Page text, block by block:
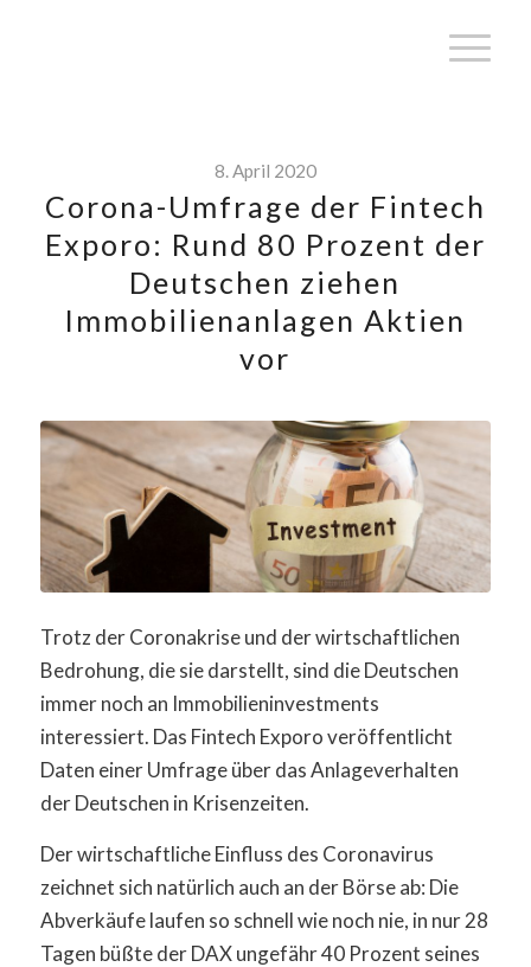
8. April 2020
Corona-Umfrage der Fintech
Exporo: Rund 80 Prozent der
Deutschen ziehen
Immobilienanlagen Aktien
vor
Trotz der Coronakrise und der wirtschaftlichen
Bedrohung, die sie darstellt, sind die Deutschen
immer noch an Immobilieninvestments
interessiert. Das Fintech Exporo veröffentlicht
Daten einer Umfrage über das Anlageverhalten
der Deutschen in Krisenzeiten.
Der wirtschaftliche Einfluss des Coronavirus
zeichnet sich natürlich auch an der Börse ab: Die
Abverkäufe laufen so schnell wie noch nie, in nur 28
Tagen büßte der DAX ungefähr 40 Prozent seines